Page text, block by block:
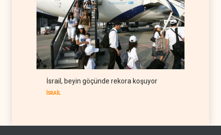
İsrail, beyin göçünde rekora koşuyor
İSRAİL